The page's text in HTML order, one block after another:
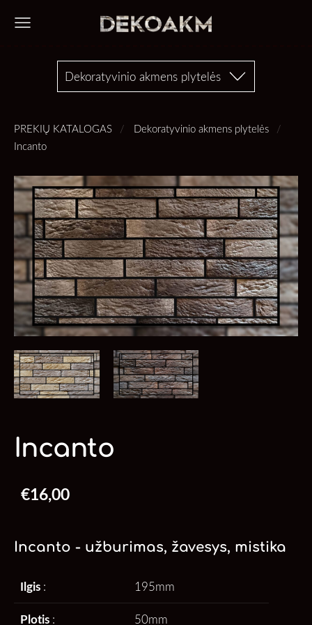
Dekoratyvinio akmens plytelės
PREKIŲ KATALOGAS
Dekoratyvinio akmens plytelės
Incanto
Incanto
€16,00
Incanto - užburimas, žavesys, mistika
Ilgis : 195mm
Plotis : 50mm